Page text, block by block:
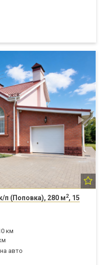
п (Поповка), 280 м2, 15
км
авто